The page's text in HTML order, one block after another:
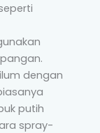
dengan
putih
spray-